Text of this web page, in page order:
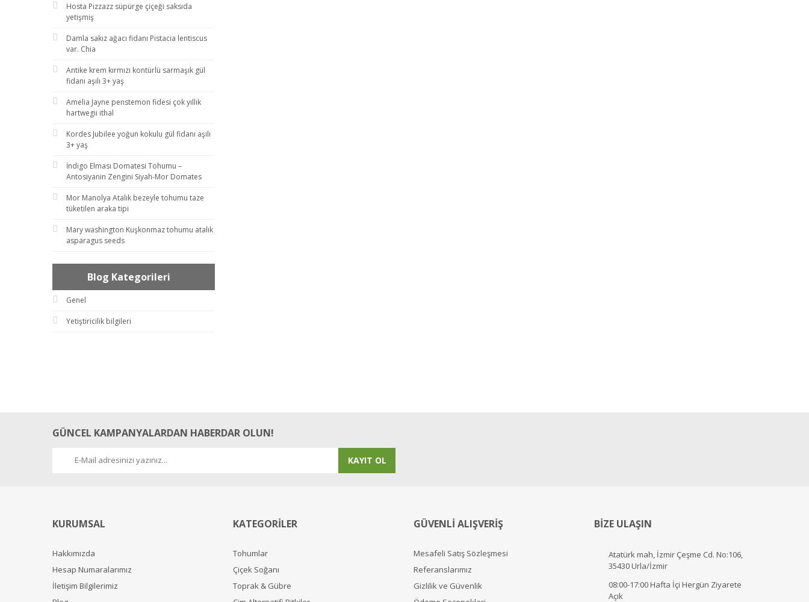
Hosta Pizzazz süpürge çiçeği saksıda
yetişmiş
Damla sakız ağacı fidanı Pistacia lentiscus
var. Chia
Antike krem kırmızı kontürlü sarmaşık gül
fidanı aşılı 3+ yaş
Amelia Jayne penstemon fidesi çok yıllık
hartwegii ithal
Kordes Jubilee yoğun kokulu gül fidanı aşılı
3+ yaş
İndigo Elması Domatesi Tohumu –
Antosiyanin Zengini Siyah-Mor Domates
Mor Manolya Atalık bezeyle tohumu taze
tüketilen araka tipi
Mary washington Kuşkonmaz tohumu atalık
asparagus seeds
Blog Kategorileri
Genel
Yetiştiricilik bilgileri
GÜNCEL KAMPANYALARDAN HABERDAR OLUN!
KAYIT OL
KURUMSAL
Hakkımızda
Hesap Numaralarımız
İletişim Bilgilerimiz
KATEGORİLER
Tohumlar
Çiçek Soğanı
Toprak & Gübre
GÜVENLİ ALIŞVERİŞ
Mesafeli Satış Sözleşmesi
Referanslarımız
Gizlilik ve Güvenlik
BİZE ULAŞIN
Atatürk mah, İzmir Çeşme Cd. No:106,
35430 Urla/İzmir
08:00-17:00 Hafta İçi Hergün Ziyarete
Açık